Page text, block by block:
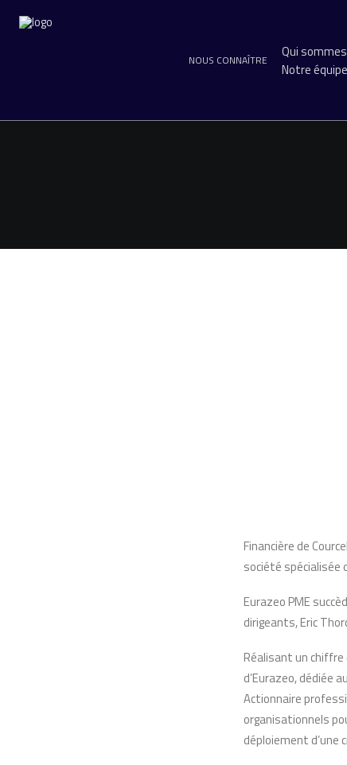
NOUS CONNAÎTRE
Qui
Notre équipe
Financière de
société spécialisée
Eurazeo PME
dirigeants, Eric
Réalisant un chiffre
d’Eurazeo, dédiée
Actionnaire
organisationnels
déploiement d’une